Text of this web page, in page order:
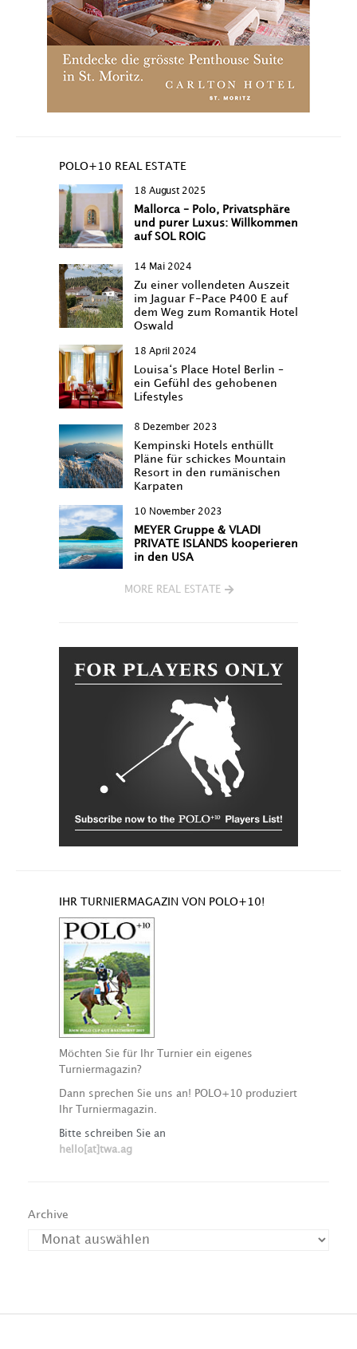
POLO+10 REAL ESTATE
18 August 2025
Mallorca – Polo, Privatsphäre
und purer Luxus: Willkommen
auf SOL ROIG
14 Mai 2024
Zu einer vollendeten Auszeit
im Jaguar F-Pace P400 E auf
dem Weg zum Romantik Hotel
Oswald
18 April 2024
Louisa‘s Place Hotel Berlin –
ein Gefühl des gehobenen
Lifestyles
8 Dezember 2023
Kempinski Hotels enthüllt
Pläne für schickes Mountain
Resort in den rumänischen
Karpaten
10 November 2023
MEYER Gruppe & VLADI
PRIVATE ISLANDS kooperieren
in den USA
MORE REAL ESTATE
IHR TURNIERMAGAZIN VON POLO+10!
Möchten Sie für Ihr Turnier ein eigenes
Turniermagazin?
Dann sprechen Sie uns an! POLO+10 produziert
Ihr Turniermagazin.
Bitte schreiben Sie an
hello[at]twa.ag
Archive